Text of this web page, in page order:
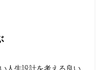
人生設計を考える良い